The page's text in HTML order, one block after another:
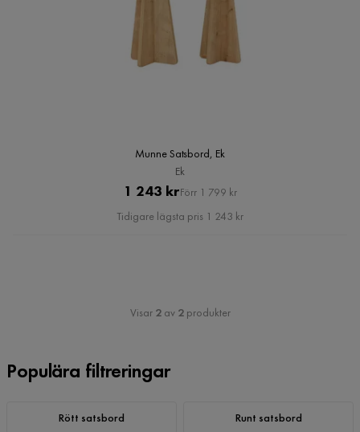
Munne Satsbord, Ek
Ek
Pris
1 243 krOriginal
Pris
Förr 1 799 kr
Tidigare lägsta pris 1 243 kr
Visar 2av 2produkter
Populära filtreringar
Rött satsbord Runt satsbord